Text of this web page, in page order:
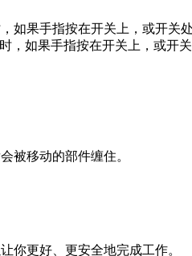
如果手指按在开关上，或开关
如果手指按在开关上，或开
被移动的部件缠住。
你更好、更安全地完成工作。